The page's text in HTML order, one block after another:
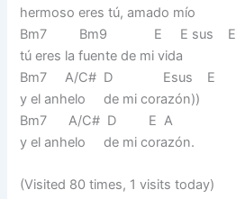
hermoso eres tú, amado mío
Bm7 Bm9 E E sus E
tú eres la fuente de mi vida
Bm7 A/C# D Esus E
y el anhelo de mi corazón))
Bm7 A/C# D E A
y el anhelo de mi corazón.
(Visited 80 times, 1 visits today)